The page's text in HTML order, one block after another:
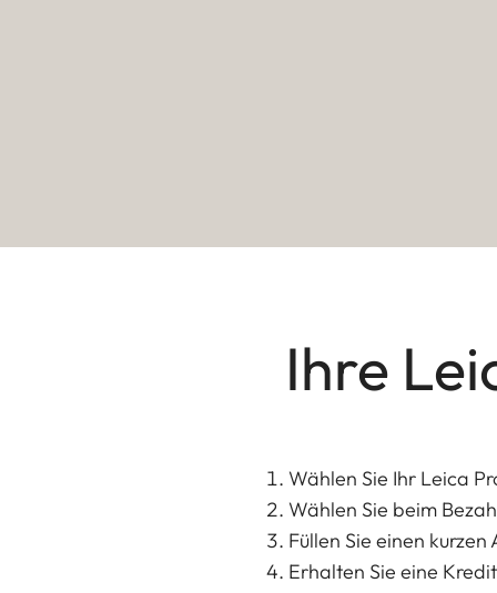
Ihre
Wählen Sie Ihr Leica
Wählen Sie beim
Füllen Sie einen kurzen
Erhalten Sie eine